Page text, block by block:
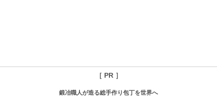
［ PR ］
鍛冶職人が造る総手作り包丁を世界へ